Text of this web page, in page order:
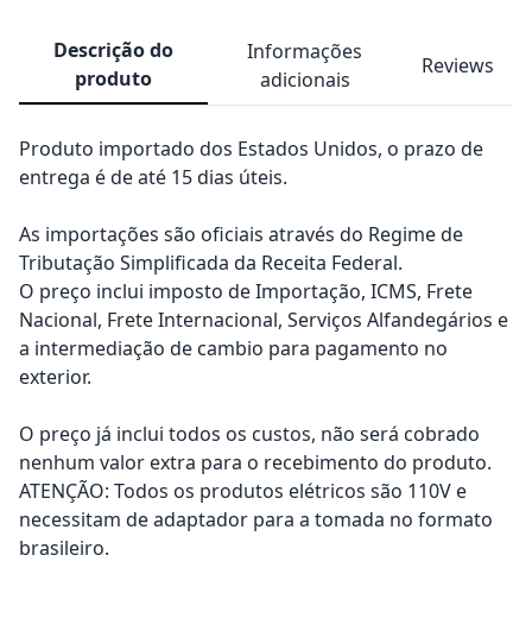
Descrição do
produto
Informações
adicionais
Reviews
Produto importado dos Estados Unidos, o prazo de
entrega é de até 15 dias úteis.
As importações são oficiais através do Regime de
Tributação Simplificada da Receita Federal.
O preço inclui imposto de Importação, ICMS, Frete
Nacional, Frete Internacional, Serviços Alfandegários e
a intermediação de cambio para pagamento no
exterior.
O preço já inclui todos os custos, não será cobrado
nenhum valor extra para o recebimento do produto.
ATENÇÃO: Todos os produtos elétricos são 110V e
necessitam de adaptador para a tomada no formato
brasileiro.